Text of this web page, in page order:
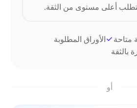
أعلى مستوى من الثقة.
متاحة
الأوراق المطلوبة
بالثقة
أو